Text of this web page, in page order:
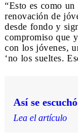
“Esto es como un
renovación de
desde fondo y
compromiso que
con los jóvenes,
‘no los sueltes.
Así se
Lea el artículo